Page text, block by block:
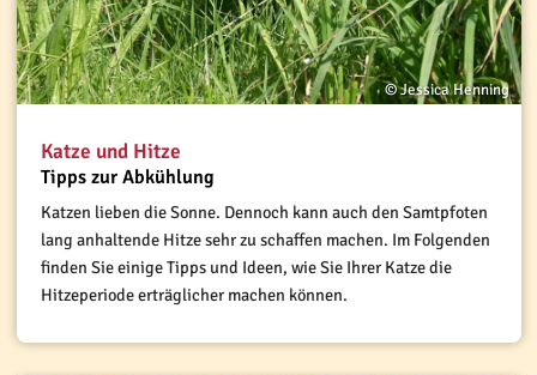
© Jessica Henning
Katze und Hitze
Tipps zur Abkühlung
Katzen lieben die Sonne. Dennoch kann auch den Samtpfoten
lang anhaltende Hitze sehr zu schaffen machen. Im Folgenden
finden Sie einige Tipps und Ideen, wie Sie Ihrer Katze die
Hitzeperiode erträglicher machen können.